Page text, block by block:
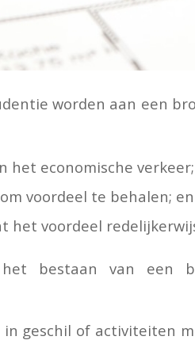
worden aan een
het economische verkeer;
voordeel te behalen; en
het voordeel
het bestaan van een
in geschil of activiteiten